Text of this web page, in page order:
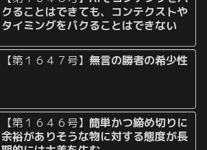
クることはできても、コンテクストや
タイミングをパクることはできない
【第１６４７号】 無言の勝者の希少性
【第１６４６号】簡単かつ締め切りに
余裕がありそうな物に対する態度が長